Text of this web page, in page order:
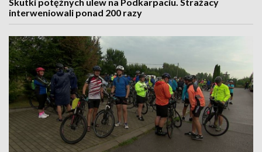
interweniowali ponad 200 razy